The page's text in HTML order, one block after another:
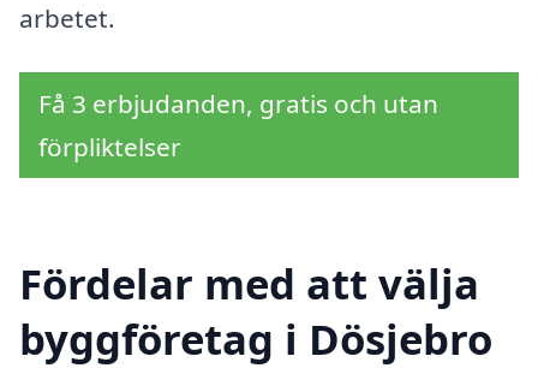
arbetet.
Få 3 erbjudanden, gratis och utan
förpliktelser
Fördelar med att välja
byggföretag i Dösjebro